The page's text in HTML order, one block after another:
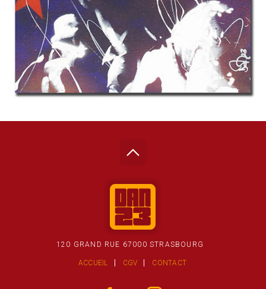
120 GRAND RUE 67000 STRASBOURG
ACCUEIL CGV CONTACT